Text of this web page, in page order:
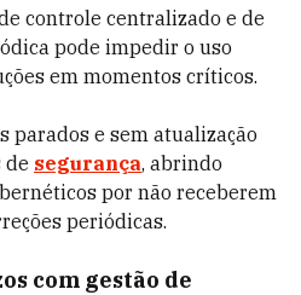
controle centralizado e de
pode impedir o uso
em momentos críticos.
parados e sem atualização
de segurança, abrindo
por não receberem
periódicas.
com gestão de